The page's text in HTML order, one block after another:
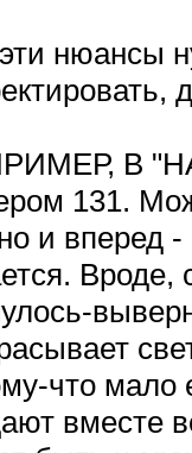
нюансы
В
131.
и вперед
Вроде,
что мало
вместе